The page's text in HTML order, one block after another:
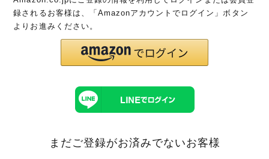
録されるお客様は、「Amazonアカウントでログイン」ボタン
よりお進みください。
まだご登録がお済みでないお客様